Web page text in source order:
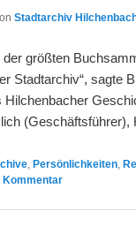
Stadtarchiv
größten
Stadtarchiv“, sagte
Hilchenbacher
(Geschäftsführer),
,Persönlichkeiten ,
Kommentar